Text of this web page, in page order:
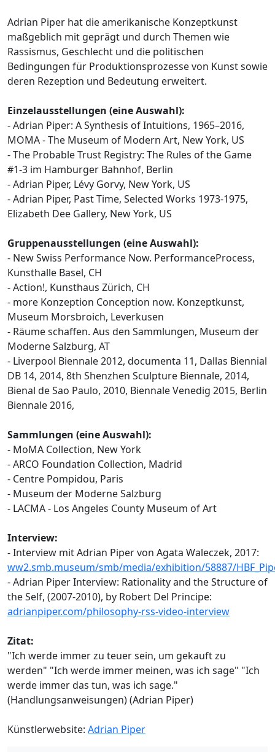
Adrian Piper hat die amerikanische Konzeptkunst
maßgeblich mit geprägt und durch Themen wie
Rassismus, Geschlecht und die politischen
Bedingungen für Produktionsprozesse von Kunst sowie
deren Rezeption und Bedeutung erweitert.
Einzelausstellungen (eine Auswahl):
- Adrian Piper: A Synthesis of Intuitions, 1965–2016,
MOMA - The Museum of Modern Art, New York, US
- The Probable Trust Registry: The Rules of the Game
#1-3 im Hamburger Bahnhof, Berlin
- Adrian Piper, Lévy Gorvy, New York, US
- Adrian Piper, Past Time, Selected Works 1973-1975,
Elizabeth Dee Gallery, New York, US
Gruppenausstellungen (eine Auswahl):
- New Swiss Performance Now. PerformanceProcess,
Kunsthalle Basel, CH
- Action!, Kunsthaus Zürich, CH
- more Konzeption Conception now. Konzeptkunst,
Museum Morsbroich, Leverkusen
- Räume schaffen. Aus den Sammlungen, Museum der
Moderne Salzburg, AT
- Liverpool Biennale 2012, documenta 11, Dallas Biennial
DB 14, 2014, 8th Shenzhen Sculpture Biennale, 2014,
Bienal de Sao Paulo, 2010, Biennale Venedig 2015, Berlin
Biennale 2016,
Sammlungen (eine Auswahl):
- MoMA Collection, New York
- ARCO Foundation Collection, Madrid
- Centre Pompidou, Paris
- Museum der Moderne Salzburg
- LACMA - Los Angeles County Museum of Art
Interview:
- Interview mit Adrian Piper von Agata Waleczek, 2017:
ww2.smb.museum/smb/media/exhibition/58887/
- Adrian Piper Interview: Rationality and the Structure of
the Self, (2007-2010), by Robert Del Principe:
adrianpiper.com/philosophy-rss-video-interview
Zitat:
"Ich werde immer zu teuer sein, um gekauft zu
werden" "Ich werde immer meinen, was ich sage" "Ich
werde immer das tun, was ich sage."
(Handlungsanweisungen) (Adrian Piper)
Künstlerwebsite: Adrian Piper